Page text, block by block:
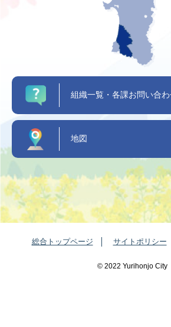
組織一覧・各課お問い合
地図
総合トップページ サイトポリシー
©️ 2022 Yurihonjo City